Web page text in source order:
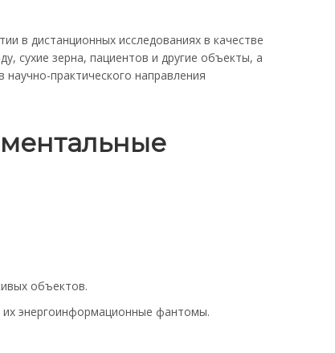
в дистанционных исследованиях в качестве
сухие зерна, пациентов и другие объекты, а
практического направления
объектов.
их энергоинформационные фантомы.